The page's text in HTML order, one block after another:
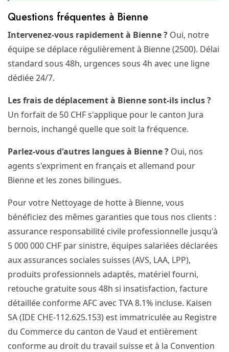
Questions fréquentes à Bienne
Intervenez-vous rapidement à Bienne ? Oui, notre
équipe se déplace régulièrement à Bienne (2500). Délai
standard sous 48h, urgences sous 4h avec une ligne
dédiée 24/7.
Les frais de déplacement à Bienne sont-ils inclus ?
Un forfait de 50 CHF s'applique pour le canton Jura
bernois, inchangé quelle que soit la fréquence.
Parlez-vous d'autres langues à Bienne ? Oui, nos
agents s'expriment en français et allemand pour
Bienne et les zones bilingues.
Pour votre Nettoyage de hotte à Bienne, vous
bénéficiez des mêmes garanties que tous nos clients :
assurance responsabilité civile professionnelle jusqu'à
5 000 000 CHF par sinistre, équipes salariées déclarées
aux assurances sociales suisses (AVS, LAA, LPP),
produits professionnels adaptés, matériel fourni,
retouche gratuite sous 48h si insatisfaction, facture
détaillée conforme AFC avec TVA 8.1% incluse. Kaisen
SA (IDE CHE-112.625.153) est immatriculée au Registre
du Commerce du canton de Vaud et entièrement
conforme au droit du travail suisse et à la Convention